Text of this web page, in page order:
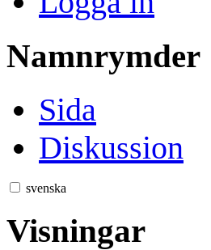
Namnrymder
Sida
Diskussion
svenska
Visningar